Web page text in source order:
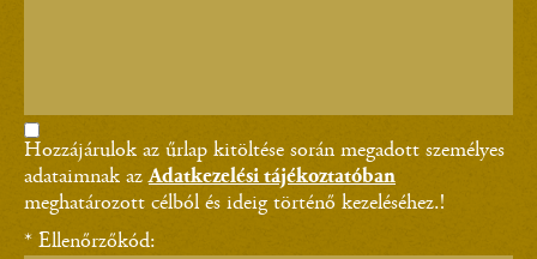
Hozzájárulok az űrlap kitöltése során megadott személyes
adataimnak azAdatkezelési tájékoztatóban
meghatározott célból és ideig történő kezeléséhez.!
* Ellenőrzőkód: